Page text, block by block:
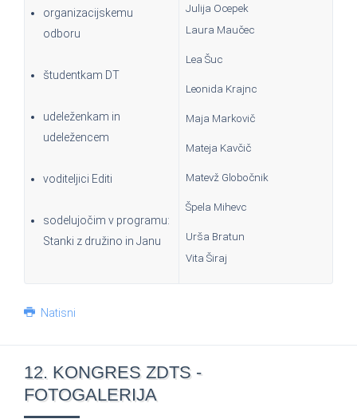
organizacijskemu
odboru
študentkam DT
udeleženkam in
udeležencem
voditeljici Editi
sodelujočim v programu:
Stanki z družino in Janu
Julija Ocepek
Laura Maučec
Lea Šuc
Leonida Krajnc
Maja Markovič
Mateja Kavčič
Matevž Globočnik
Špela Mihevc
Urša Bratun
Vita Širaj
Natisni
12. KONGRES ZDTS -
FOTOGALERIJA